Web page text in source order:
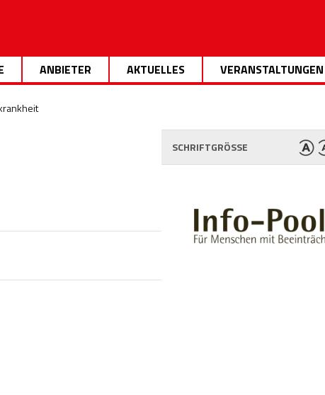
ANBIETER AKTUELLES VERANSTALTUNGEN
SCHRIFTGRÖSSE